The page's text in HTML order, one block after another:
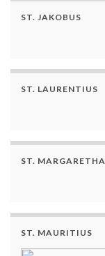
ST. JAKOBUS
ST. LAURENTIUS
ST. MARGARETHA
ST. MAURITIUS